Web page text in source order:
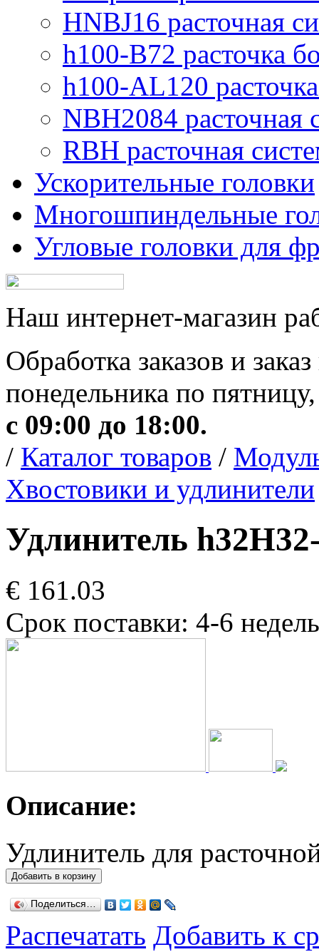
HNBJ16 расточная
h100-B72 расточка
h100-AL120
NBH2084 расточная
RBH расточная
Ускорительные головки
Многошпиндельные
Угловые головки для
Наш интернет-магазин
Обработка заказов и
понедельника по пятницу,
с 09:00 до 18:00.
/ Каталог товаров /
Хвостовики и удлинители
Удлинитель
€ 161.03
Срок поставки: 4-6 недель
Описание:
Удлинитель для
Поделиться…
Распечатать Добавить к